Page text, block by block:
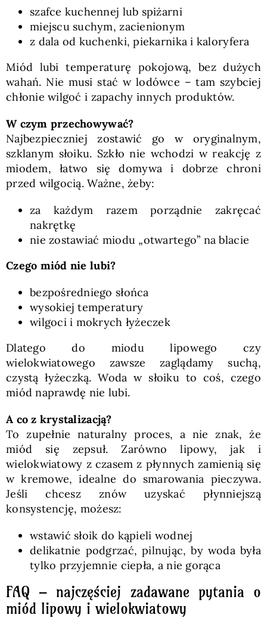
szafce kuchennej lub spiżarni
miejscu suchym, zacienionym
z dala od kuchenki, piekarnika i kaloryfera
Miód lubi temperaturę pokojową, bez dużych
wahań. Nie musi stać w lodówce – tam szybciej
chłonie wilgoć i zapachy innych produktów.
W czym przechowywać?
Najbezpieczniej zostawić go w oryginalnym,
szklanym słoiku. Szkło nie wchodzi w reakcję z
miodem, łatwo się domywa i dobrze chroni
przed wilgocią. Ważne, żeby:
za każdym razem porządnie zakręcać
nakrętkę
nie zostawiać miodu „otwartego” na blacie
Czego miód nie lubi?
bezpośredniego słońca
wysokiej temperatury
wilgoci i mokrych łyżeczek
Dlatego do miodu lipowego czy
wielokwiatowego zawsze zaglądamy suchą,
czystą łyżeczką. Woda w słoiku to coś, czego
miód naprawdę nie lubi.
A co z krystalizacją?
To zupełnie naturalny proces, a nie znak, że
miód się zepsuł. Zarówno lipowy, jak i
wielokwiatowy z czasem z płynnych zamienią się
w kremowe, idealne do smarowania pieczywa.
Jeśli chcesz znów uzyskać płynniejszą
konsystencję, możesz:
wstawić słoik do kąpieli wodnej
delikatnie podgrzać, pilnując, by woda była
tylko przyjemnie ciepła, a nie gorąca
FAQ – najczęściej zadawane pytania o
miód lipowy i wielokwiatowy